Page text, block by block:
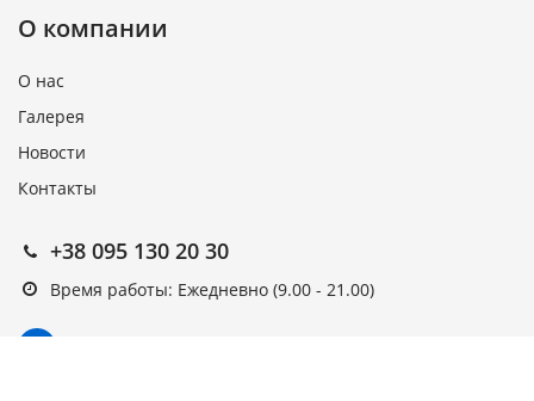
О компании
О нас
Галерея
Новости
Контакты
+38 095 130 20 30
Время работы: Ежедневно (9.00 - 21.00)